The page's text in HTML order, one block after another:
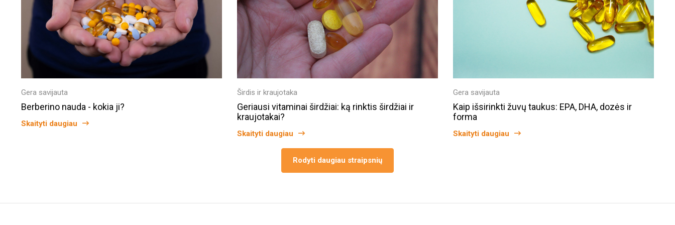
Gera savijauta
Berberino nauda - kokia ji?
Skaityti daugiau
Širdis ir kraujotaka
Geriausi vitaminai širdžiai: ką rinktis širdžiai ir
kraujotakai?
Skaityti daugiau
Gera savijauta
Kaip išsirinkti žuvų taukus: EPA, DHA, dozės ir
forma
Skaityti daugiau
Rodyti daugiau straipsnių